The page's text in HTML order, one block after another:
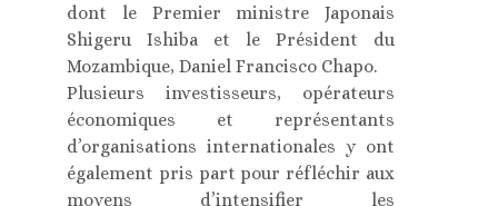
dont le Premier ministre Japonais
Shigeru Ishiba et le Président du
Mozambique, Daniel Francisco Chapo.
Plusieurs investisseurs, opérateurs
économiques et représentants
d’organisations internationales y ont
également pris part pour réfléchir aux
moyens d’intensifier les